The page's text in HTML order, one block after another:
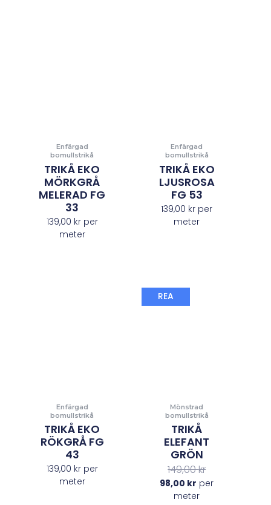
Enfärgad
bomullstrikå
TRIKÅ EKO
MÖRKGRÅ
MELERAD FG
33
139,00 krper
meter
Enfärgad
bomullstrikå
TRIKÅ EKO
LJUSROSA
FG 53
139,00 kr per
meter
Enfärgad
bomullstrikå
TRIKÅ EKO
RÖKGRÅ FG
43
139,00 krper
meter
REA
Mönstrad
bomullstrikå
TRIKÅ
ELEFANT
GRÖN
149,00kr
98,00 kr per
meter